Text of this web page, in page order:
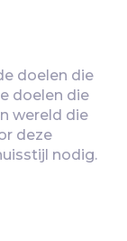
doelen die
doelen die
wereld die
deze
nodig.